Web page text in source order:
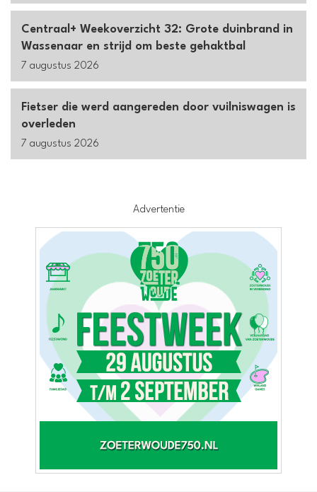
Centraal+ Weekoverzicht 32: Grote duinbrand in
Wassenaar en strijd om beste gehaktbal
7 augustus 2026
Fietser die werd aangereden door vuilniswagen is
overleden
7 augustus 2026
Advertentie